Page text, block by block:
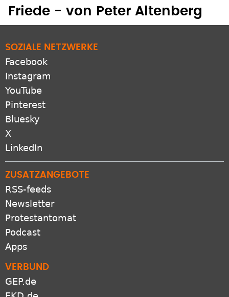
Friede - von Peter Altenberg
SOZIALE NETZWERKE
Facebook
Instagram
YouTube
Pinterest
Bluesky
X
LinkedIn
ZUSATZANGEBOTE
RSS-feeds
Newsletter
Protestantomat
Podcast
Apps
VERBUND
GEP.de